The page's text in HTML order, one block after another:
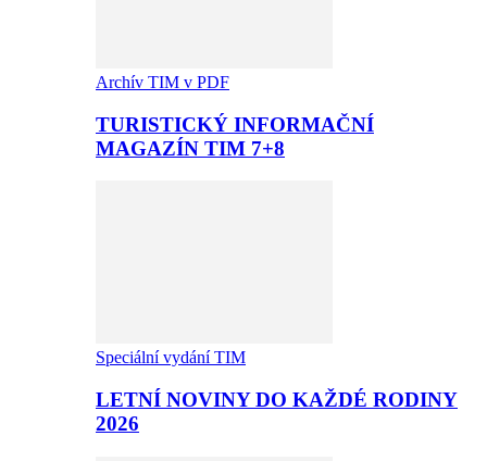
Archív TIM v PDF
TURISTICKÝ INFORMAČNÍ
MAGAZÍN TIM 7+8
Speciální vydání TIM
LETNÍ NOVINY DO KAŽDÉ RODINY
2026